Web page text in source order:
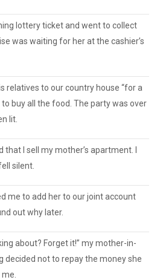
lottery ticket and went to collect
was waiting for her at the cashier’s
relatives to our country house “for a
to buy all the food. The party was over
lit.
I sell my mother’s apartment. I
silent.
me to add her to our joint account
out why later.
about? Forget it!” my mother-in-
decided not to repay the money she